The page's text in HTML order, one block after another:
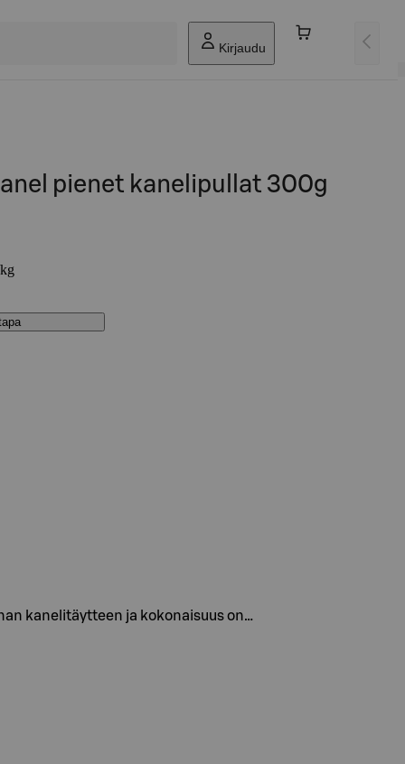
Kirjaudu
pienet kanelipullat 300g
kanelitäytteen ja kokonaisuus on…